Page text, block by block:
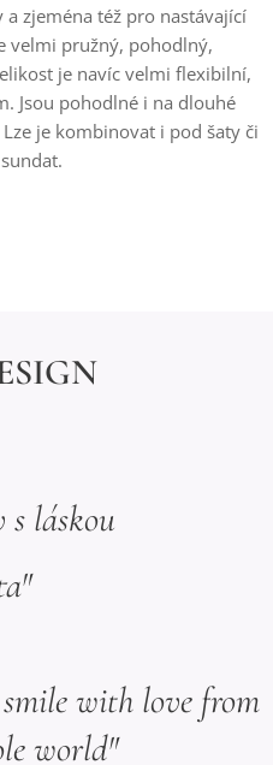
zjeména též pro nastávající
velmi pružný, pohodlný,
je navíc velmi flexibilní,
Jsou pohodlné i na dlouhé
je kombinovat i pod šaty či
láskou
with love from
world"